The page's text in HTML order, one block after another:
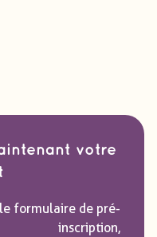
votre
formulaire de pré-
inscription,